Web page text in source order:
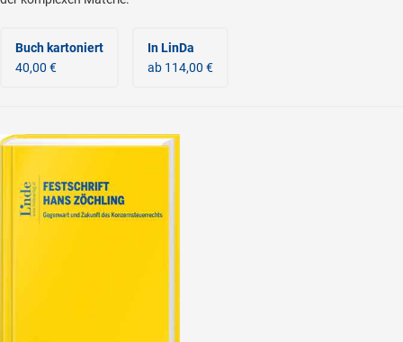
Buch kartoniert
40,00 €
In LinDa
ab 114,00 €